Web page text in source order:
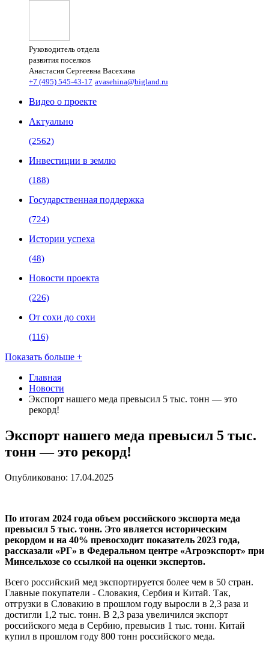
Руководитель отдела
развития поселков
Анастасия Сергеевна Васехина
+7 (495) 545-43-17 avasehina@bigland.ru
Видео о проекте
Актуально
(2562)
Инвестиции в землю
(188)
Государственная поддержка
(724)
Истории успеха
(48)
Новости проекта
(226)
От сохи до сохи
(116)
Показать больше +
Главная
Новости
Экспорт нашего меда превысил 5 тыс. тонн — это
рекорд!
Экспорт нашего меда превысил 5 тыс.
тонн — это рекорд!
Опубликовано: 17.04.2025
По итогам 2024 года объем российского экспорта меда
превысил 5 тыс. тонн. Это является историческим
рекордом и на 40% превосходит показатель 2023 года,
рассказали «РГ» в Федеральном центре «Агроэкспорт» при
Минсельхозе со ссылкой на оценки экспертов.
Всего российский мед экспортируется более чем в 50 стран.
Главные покупатели - Словакия, Сербия и Китай. Так,
отгрузки в Словакию в прошлом году выросли в 2,3 раза и
достигли 1,2 тыс. тонн. В 2,3 раза увеличился экспорт
российского меда в Сербию, превысив 1 тыс. тонн. Китай
купил в прошлом году 800 тонн российского меда.